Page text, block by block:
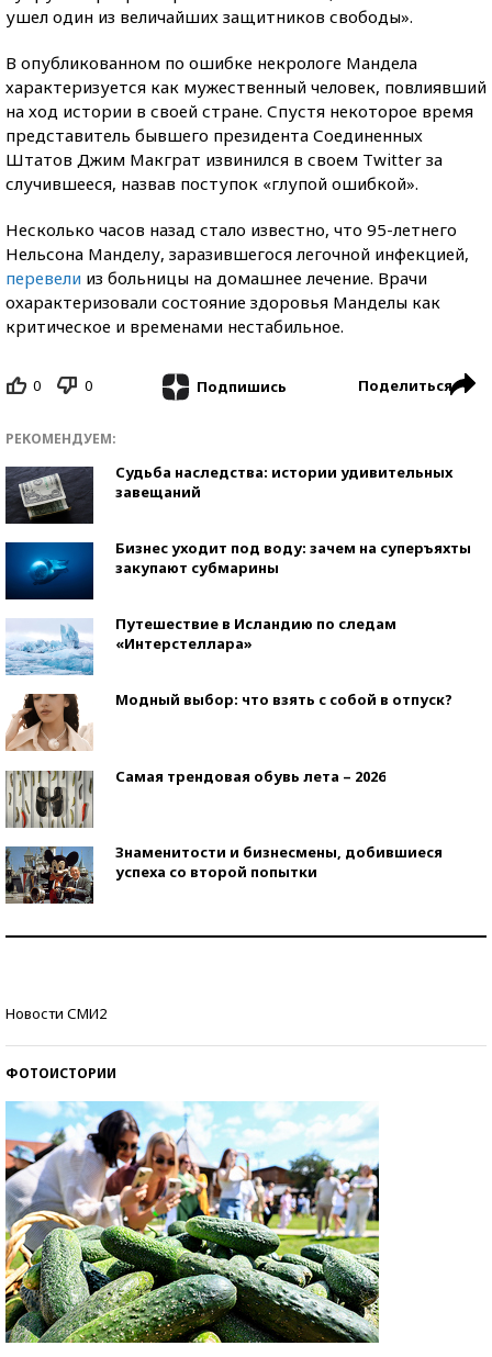
ушел один из величайших защитников свободы».
В опубликованном по ошибке некрологе Мандела
характеризуется как мужественный человек, повлиявший
на ход истории в своей стране. Спустя некоторое время
представитель бывшего президента Соединенных
Штатов Джим Макграт извинился в своем Twitter за
случившееся, назвав поступок «глупой ошибкой».
Несколько часов назад стало известно, что 95-летнего
Нельсона Манделу, заразившегося легочной инфекцией,
перевели из больницы на домашнее лечение. Врачи
охарактеризовали состояние здоровья Манделы как
критическое и временами нестабильное.
0 0 Подпишись Поделиться
РЕКОМЕНДУЕМ:
Судьба наследства: истории удивительных
завещаний
Бизнес уходит под воду: зачем на суперъяхты
закупают субмарины
Путешествие в Исландию по следам
«Интерстеллара»
Модный выбор: что взять с собой в отпуск?
Самая трендовая обувь лета – 2026
Знаменитости и бизнесмены, добившиеся
успеха со второй попытки
Новости СМИ2
ФОТОИСТОРИИ